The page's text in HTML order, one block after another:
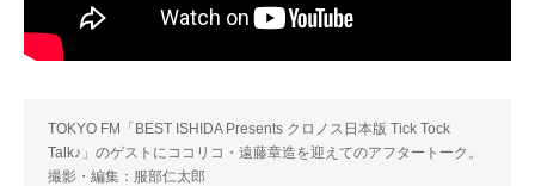
TOKYO FM「BEST ISHIDA Presents クロノス日本版 Tick Tock
Talk♪」のゲストにココリコ・遠藤章造を迎えてのアフタートーク。
撮影・編集：服部仁太郎